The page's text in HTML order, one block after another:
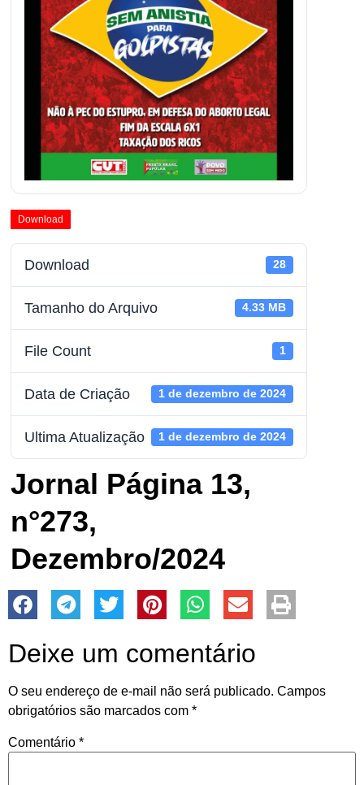
Download
Download 28
Tamanho do Arquivo 4.33 MB
File Count 1
Data de Criação 1 de dezembro de 2024
Ultima Atualização 1 de dezembro de 2024
Jornal Página 13,
n°273,
Dezembro/2024
Deixe um comentário
O seu endereço de e-mail não será publicado. Campos
obrigatórios são marcados com *
Comentário *